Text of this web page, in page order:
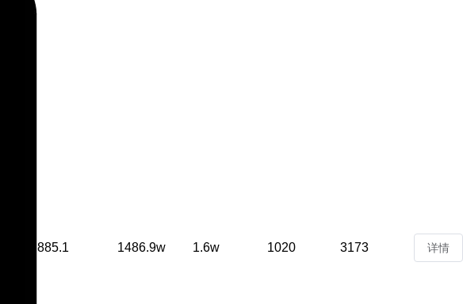
885.1 1486.9w 1.6w 1020 3173 详情